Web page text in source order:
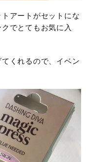
アートがセットにな
でとてもお気に入
くれるので、イベン